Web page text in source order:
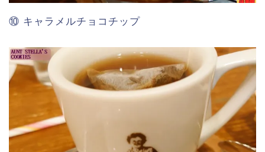
⑩ キャラメルチョコチップ